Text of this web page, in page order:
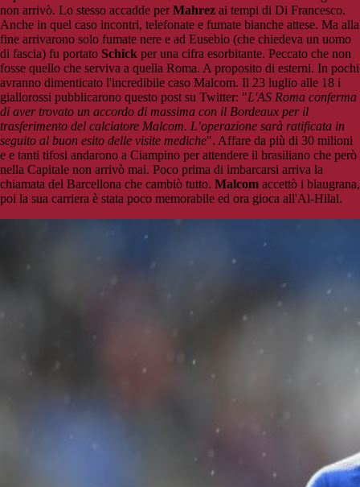
non arrivò. Lo stesso accadde perMahrez ai tempi di Di Francesco.
Anche in quel caso incontri, telefonate e fumate bianche attese. Ma alla
fine arrivarono solo fumate nere e ad Eusebio (che chiedeva un uomo
di fascia) fu portato Schick per una cifra esorbitante. Peccato che non
fosse quello che serviva a quella Roma. A proposito di esterni. In pochi
avranno dimenticato l'incredibile caso Malcom. Il 23 luglio alle 18 i
giallorossi pubblicarono questo post su Twitter: "L'AS Roma conferma
di aver trovato un accordo di massima con il Bordeaux per il
trasferimento del calciatore Malcom. L’operazione sarà ratificata in
seguito al buon esito delle visite mediche". Affare da più di 30 milioni
e e tanti tifosi andarono a Ciampino per attendere il brasiliano che però
nella Capitale non arrivò mai. Poco prima di imbarcarsi arriva la
chiamata del Barcellona che cambiò tutto. Malcom accettò i blaugrana,
poi la sua carriera è stata poco memorabile ed ora gioca all'Al-Hilal.